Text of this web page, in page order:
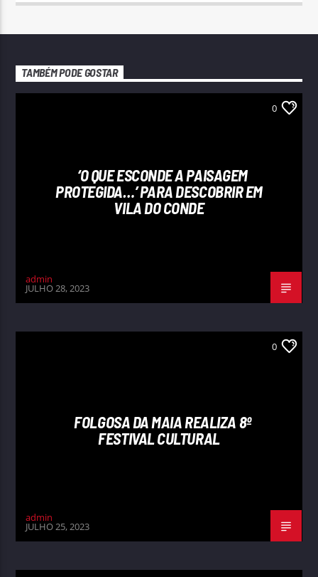
TAMBÉM PODE GOSTAR
0
‘O QUE ESCONDE A PAISAGEM
PROTEGIDA…’ PARA DESCOBRIR EM
VILA DO CONDE
admin
JULHO 28, 2023
0
FOLGOSA DA MAIA REALIZA 8º
FESTIVAL CULTURAL
admin
JULHO 25, 2023